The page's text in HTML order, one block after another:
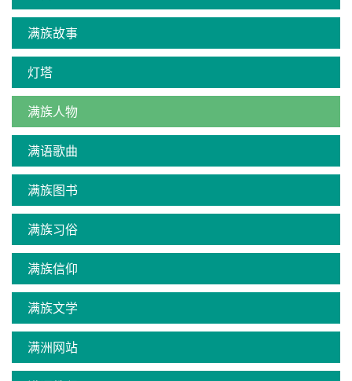
满族故事
灯塔
满族人物
满语歌曲
满族图书
满族习俗
满族信仰
满族文学
满洲网站